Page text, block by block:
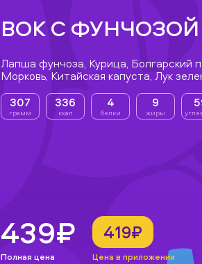
ВОК С
Лапша фунчоза, Курица, Болгарский
Морковь, Китайская капуста, Лук
307
грамм
336
ккал
4
белки
9
жиры
439₽
Полная цена
419₽
Цена в приложении